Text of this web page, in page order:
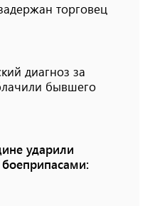
торговец
диагноз за
бывшего
ударили